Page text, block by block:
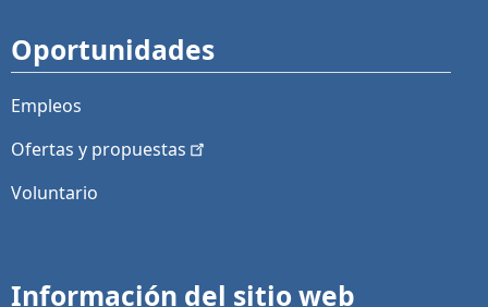
Oportunidades
Empleos
Ofertas y propuestas
Voluntario
Información del sitio web